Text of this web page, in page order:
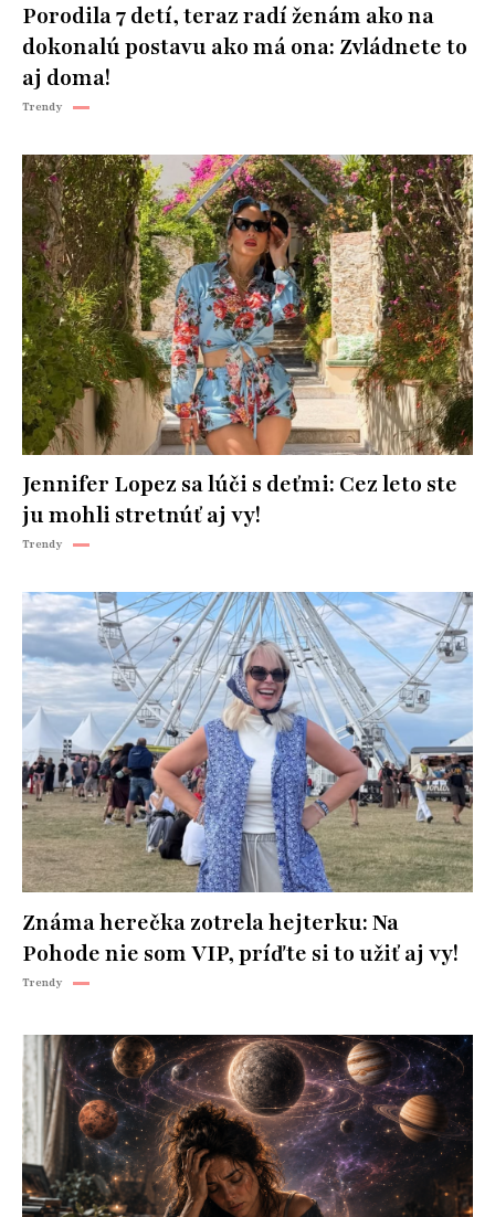
Porodila 7 detí, teraz radí ženám ako na
dokonalú postavu ako má ona: Zvládnete to
aj doma!
Trendy
Jennifer Lopez sa lúči s deťmi: Cez leto ste
ju mohli stretnúť aj vy!
Trendy
Známa herečka zotrela hejterku: Na
Pohode nie som VIP, príďte si to užiť aj vy!
Trendy